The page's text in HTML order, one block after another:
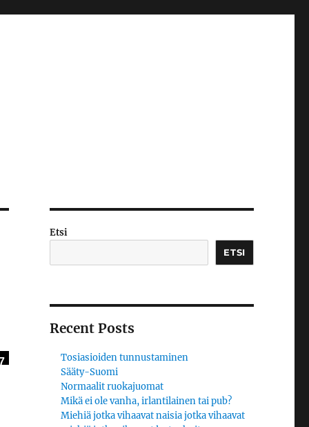
Etsi
ETSI
Recent Posts
Tosiasioiden tunnustaminen
Sääty-Suomi
Normaalit ruokajuomat
Mikä ei ole vanha, irlantilainen tai pub?
Miehiä jotka vihaavat naisia jotka vihaavat